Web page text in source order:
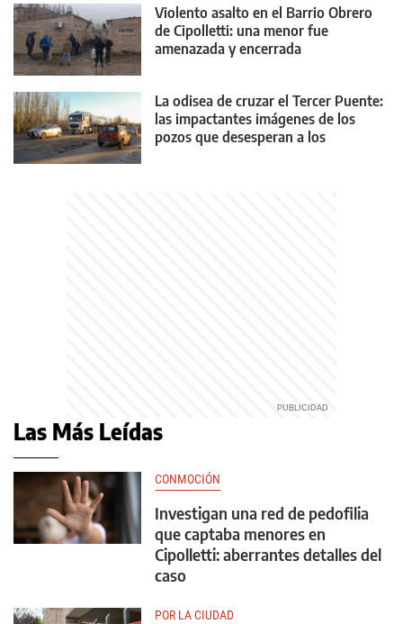
Violento asalto en el Barrio Obrero
de Cipolletti: una menor fue
amenazada y encerrada
La odisea de cruzar el Tercer Puente:
las impactantes imágenes de los
pozos que desesperan a los
Las Más Leídas
CONMOCIÓN
Investigan una red de pedofilia
que captaba menores en
Cipolletti: aberrantes detalles del
caso
POR LA CIUDAD